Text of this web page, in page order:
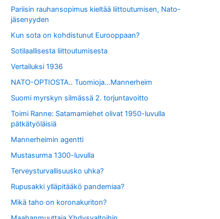
Pariisin rauhansopimus kieltää liittoutumisen, Nato-
jäsenyyden
Kun sota on kohdistunut Eurooppaan?
Sotilaallisesta liittoutumisesta
Vertailuksi 1936
NATO-OPTIOSTA.. Tuomioja…Mannerheim
Suomi myrskyn silmässä 2. torjuntavoitto
Toimi Ranne: Satamamiehet olivat 1950-luvulla
pätkätyöläisiä
Mannerheimin agentti
Mustasurma 1300-luvulla
Terveysturvallisuusko uhka?
Rupusakki ylläpitääkö pandemiaa?
Mikä taho on koronakuriton?